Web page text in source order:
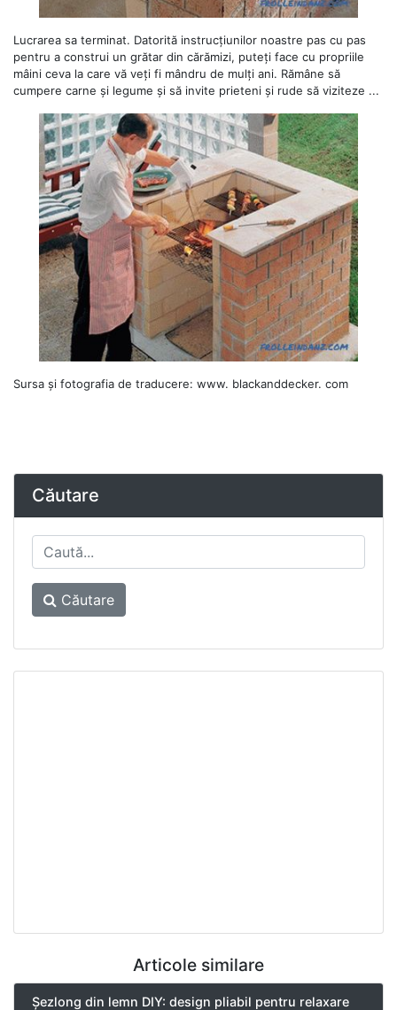
Lucrarea sa terminat. Datorită instrucțiunilor noastre pas cu pas
pentru a construi un grătar din cărămizi, puteți face cu propriile
mâini ceva la care vă veți fi mândru de mulți ani. Rămâne să
cumpere carne și legume și să invite prieteni și rude să viziteze ...
Sursa și fotografia de traducere: www. blackanddecker. com
Căutare
Căutare
Articole similare
Șezlong din lemn DIY: design pliabil pentru relaxare